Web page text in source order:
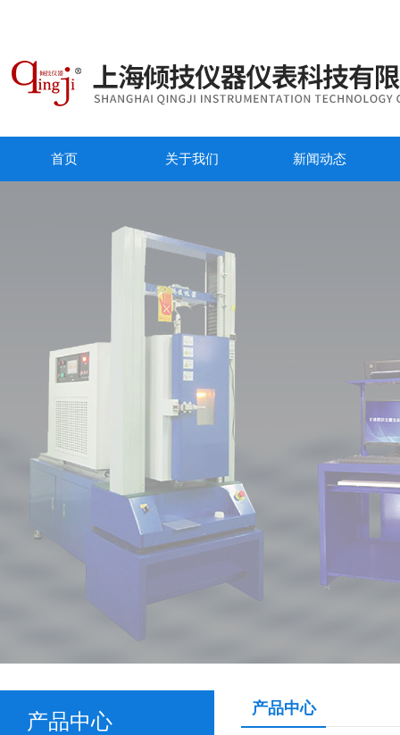
首页 关于我们 新闻动态
产品中心
产品中心